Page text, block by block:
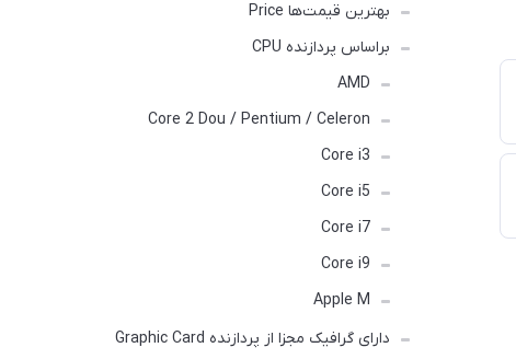
بهترین قیمت‌ها Price
براساس پردازنده CPU
AMD
Core 2 Dou / Pentium / Celeron
Core i3
Core i5
Core i7
Core i9
Apple M
دارای گرافیک مجزا از پردازنده Graphic Card